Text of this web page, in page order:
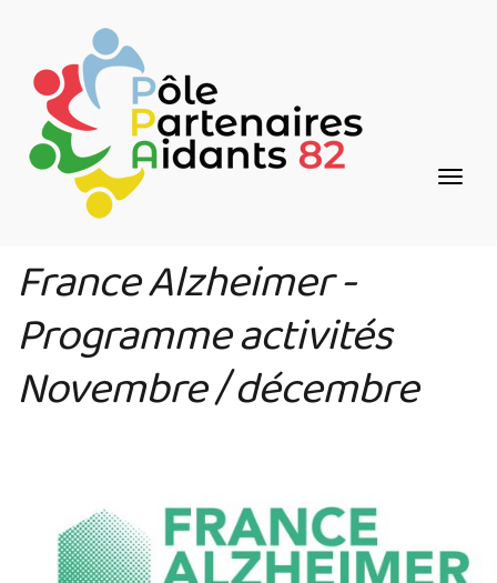
contenu
principal
France Alzheimer -
Programme activités
Novembre / décembre